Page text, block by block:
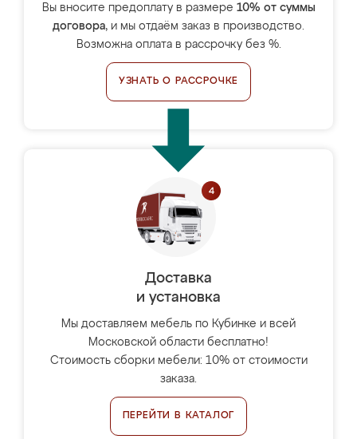
Вы вносите предоплату в размере 10% от суммы
договора, и мы отдаём заказ в производство.
Возможна оплата в рассрочку без %.
УЗНАТЬ О РАССРОЧКЕ
Доставка
и установка
Мы доставляем мебель по Кубинке и всей
Московской области бесплатно!
Стоимость сборки мебели: 10% от стоимости
заказа.
ПЕРЕЙТИ В КАТАЛОГ